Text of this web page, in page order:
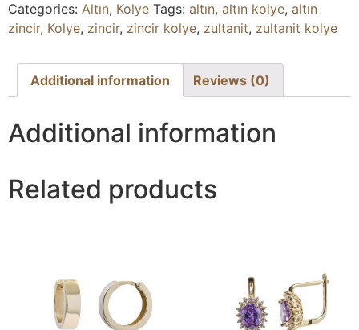
Categories: Altın, Kolye Tags: altın, altın kolye, altın
zincir, Kolye, zincir, zincir kolye, zultanit, zultanit kolye
Additional information Reviews (0)
Additional information
Related products